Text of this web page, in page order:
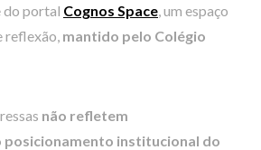
do portal Cognos Space , um espaço
reflexão, mantido pelo Colégio
não refletem
posicionamento institucional do